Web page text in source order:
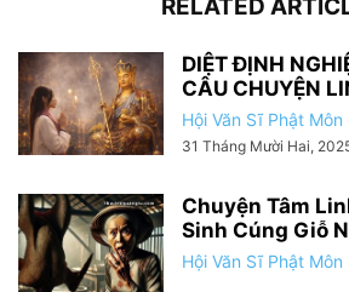
RELATED
DIỆT ĐỊNH
CÂU CHUYỆN
Hội Văn Sĩ Phật Môn
31 Tháng Mười Hai,
Chuyện Tâm
Sinh Cúng Giỗ
Hội Văn Sĩ Phật Môn